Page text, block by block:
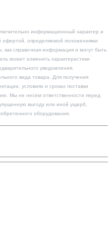
информационный характер и
офертой, определяемой положениями
справочная информация и могут быть
может изменить характеристики
уведомления.
вида товара. Для получения
условиях и сроках поставки
Мы не несем ответственности перед
выгоду или иной ущерб,
оборудования.